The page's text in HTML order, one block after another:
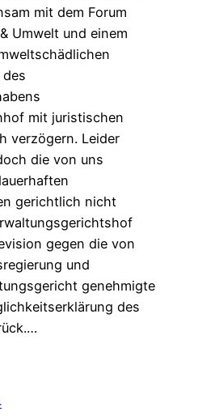
mit dem Forum
Umwelt und einem
mit juristischen
verzögern. Leider
die von uns
gerichtlich nicht
gegen die von
und
genehmigte
des